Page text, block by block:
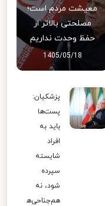
معیشت مردم است؛
مصلحتی بالاتر از
حفظ وحدت نداریم
1405/05/18
پزشکیان:
پست‌ها
باید به
افراد
شایسته
سپرده
شود، نه
هم‌جناحی‌ه